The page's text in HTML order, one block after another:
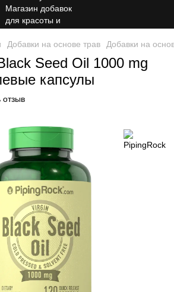
Добавки на основе трав Добавки на
Seed Oil 1000 mg
капсулы
отзыв